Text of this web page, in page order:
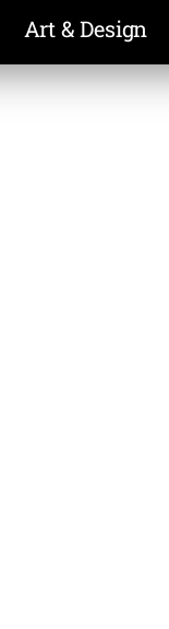
Art & Design